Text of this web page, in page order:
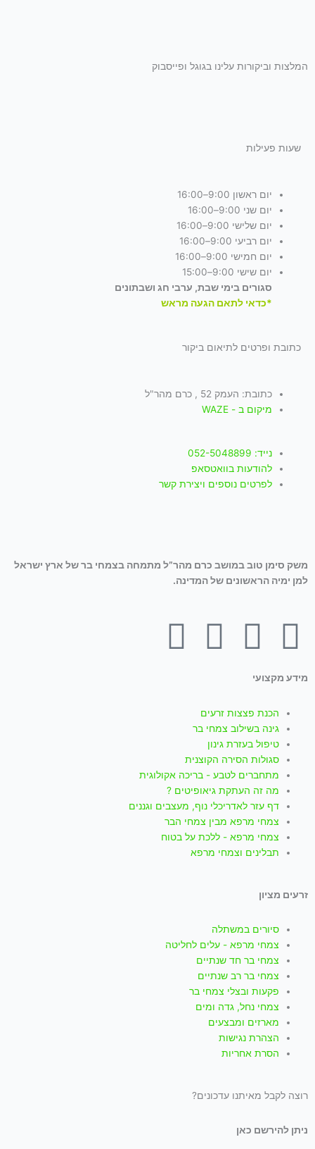
המלצות וביקורות עלינו בגוגל ופייסבוק
שעות פעילות
יום ראשון 9:00–16:00
יום שני 9:00–16:00
יום שלישי 9:00–16:00
יום רביעי 9:00–16:00
יום חמישי 9:00–16:00
יום שישי 9:00–15:00
סגורים בימי שבת, ערבי חג ושבתונים
*כדאי לתאם הגעה מראש
כתובת ופרטים לתיאום ביקור
כתובת: העמק 52 , כרם מהר"ל
מיקום ב - WAZE
נייד: 052-5048899
להודעות בוואטסאפ
לפרטים נוספים ויצירת קשר
משק סימן טוב במושב כרם מהר”ל מתמחה בצמחי בר של ארץ ישראל
למן ימיה הראשונים של המדינה.
F
a
c
e
b
o
o
k
-
f
Y
u
t
u
b
e
I
s
t
a
g
r
m
W
s
a
p
k
מידע מקצועי
הכנת פצצות זרעים
גינה בשילוב צמחי בר
טיפול בעזרת גינון
סגולות הסירה הקוצנית
מתחברים לטבע - בריכה אקולוגית
מה זה העתקת גיאופיטים ?
דף עזר לאדריכלי נוף, מעצבים וגננים
צמחי מרפא מבין צמחי הבר
צמחי מרפא - ללכת על בטוח
תבלינים וצמחי מרפא
זרעים מציון
סיורים במשתלה
צמחי מרפא - עלים לחליטה
צמחי בר חד שנתיים
צמחי בר רב שנתיים
פקעות ובצלי צמחי בר
צמחי נחל, גדה ומים
מארזים ומבצעים
הצהרת נגישות
הסרת אחריות
רוצה לקבל מאיתנו עדכונים?
ניתן להירשם כאן